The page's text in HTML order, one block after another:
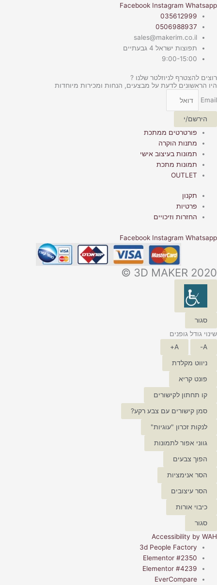
Facebook Instagram Whatsapp
035612999
0506988937
sales@makerim.co.il
תפוצות ישראל 4 גבעתיים
9:00-15:00
רוצים להצטרף לניוזלטר שלנו ?
היו הראשונים לדעת על מבצעים, הנחות ומכירות מיוחדות
Email
הירשם/י
פורטרטים ממתכת
מתנות הוקרה
תמונות בעיצוב אישי
תמונות מתכת
OUTLET
תקנון
פרטיות
החזרות וזיכויים
Facebook Instagram Whatsapp
3D MAKER 2020 ©
סגור
שינוי גודל גופנים
A-
A+
ניווט מקלדת
פונט קריא
קו תחתון לקישורים
סמן קישורים עם צבע רקע?
לנקות זכרון "עוגיות"
גווני אפור לתמונות
הפוך צבעים
הסר אנימציות
הסר עיצובים
כיבוי אורות
סגור
Accessibility by WAH
3d People Factory
Elementor #2350
Elementor #4239
EverCompare